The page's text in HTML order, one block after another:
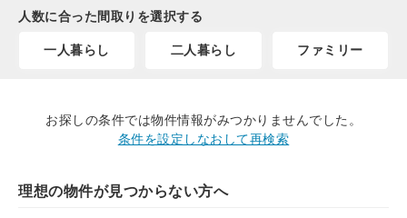
人数に合った間取りを選択する
一人暮らし 二人暮らし ファミリー
お探しの条件では物件情報がみつかりませんでした。
条件を設定しなおして再検索
理想の物件が見つからない方へ